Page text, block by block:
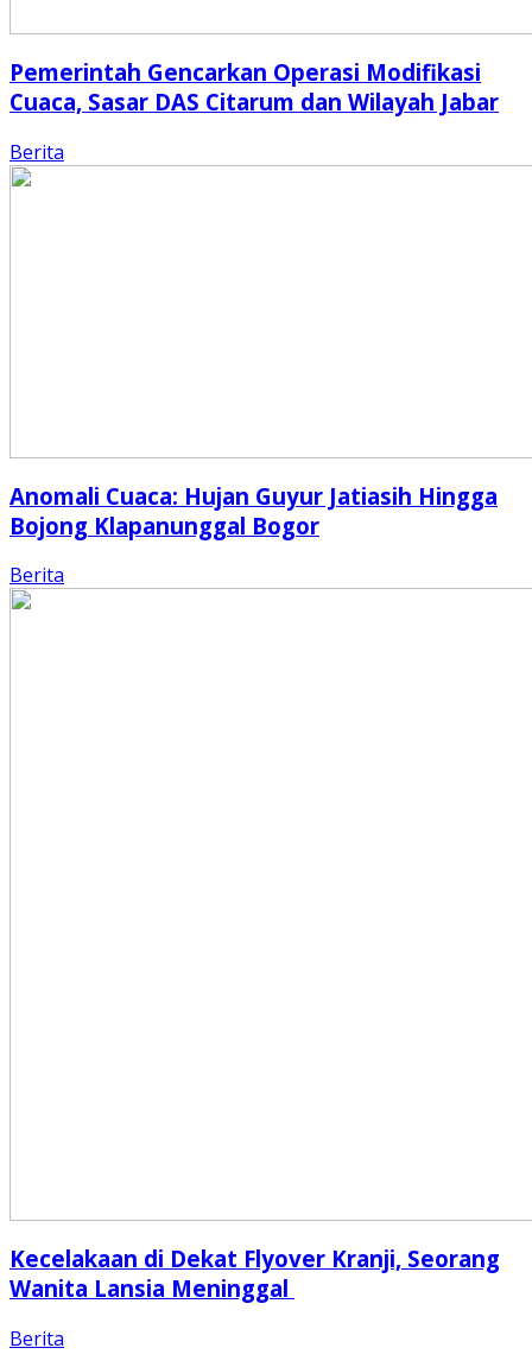
Pemerintah Gencarkan Operasi Modifikasi
Cuaca, Sasar DAS Citarum dan Wilayah Jabar
Berita
Anomali Cuaca: Hujan Guyur Jatiasih Hingga
Bojong Klapanunggal Bogor
Berita
Kecelakaan di Dekat Flyover Kranji, Seorang
Wanita Lansia Meninggal
Berita